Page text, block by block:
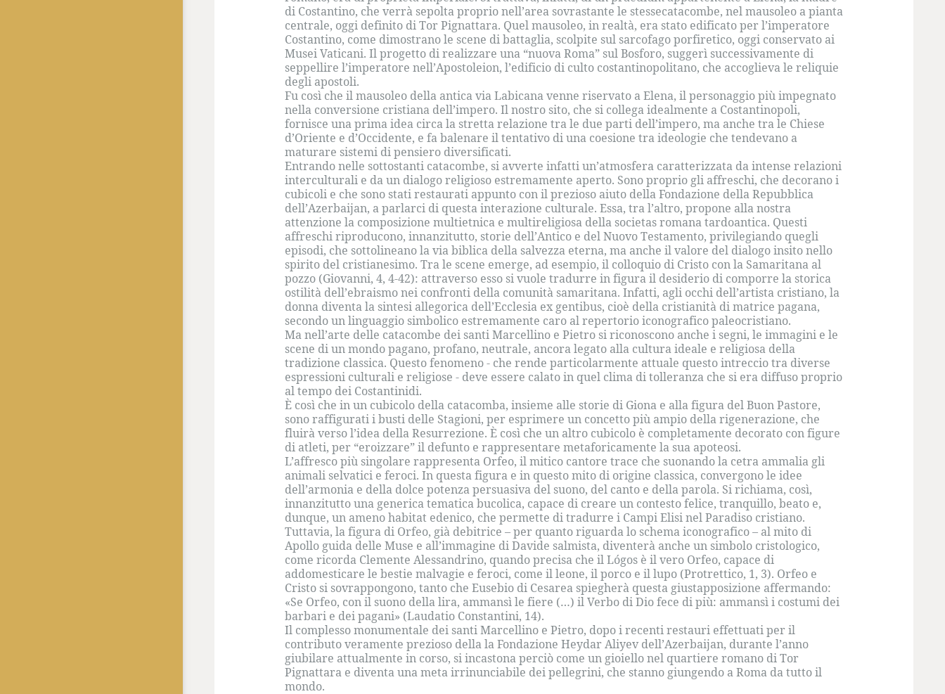
di Costantino, che verrà sepolta proprio nell’area sovrastante le stessecatacombe, nel mausoleo a pianta
centrale, oggi definito di Tor Pignattara. Quel mausoleo, in realtà, era stato edificato per l’imperatore
Costantino, come dimostrano le scene di battaglia, scolpite sul sarcofago porfiretico, oggi conservato ai
Musei Vaticani. Il progetto di realizzare una “nuova Roma” sul Bosforo, suggerì successivamente di
seppellire l’imperatore nell’Apostoleion, l’edificio di culto costantinopolitano, che accoglieva le reliquie
degli apostoli.
Fu così che il mausoleo della antica via Labicana venne riservato a Elena, il personaggio più impegnato
nella conversione cristiana dell’impero. Il nostro sito, che si collega idealmente a Costantinopoli,
fornisce una prima idea circa la stretta relazione tra le due parti dell’impero, ma anche tra le Chiese
d’Oriente e d’Occidente, e fa balenare il tentativo di una coesione tra ideologie che tendevano a
maturare sistemi di pensiero diversificati.
Entrando nelle sottostanti catacombe, si avverte infatti un’atmosfera caratterizzata da intense relazioni
interculturali e da un dialogo religioso estremamente aperto. Sono proprio gli affreschi, che decorano i
cubicoli e che sono stati restaurati appunto con il prezioso aiuto della Fondazione della Repubblica
dell’Azerbaijan, a parlarci di questa interazione culturale. Essa, tra l’altro, propone alla nostra
attenzione la composizione multietnica e multireligiosa della societas romana tardoantica. Questi
affreschi riproducono, innanzitutto, storie dell’Antico e del Nuovo Testamento, privilegiando quegli
episodi, che sottolineano la via biblica della salvezza eterna, ma anche il valore del dialogo insito nello
spirito del cristianesimo. Tra le scene emerge, ad esempio, il colloquio di Cristo con la Samaritana al
pozzo (Giovanni, 4, 4-42): attraverso esso si vuole tradurre in figura il desiderio di comporre la storica
ostilità dell’ebraismo nei confronti della comunità samaritana. Infatti, agli occhi dell’artista cristiano, la
donna diventa la sintesi allegorica dell’Ecclesia ex gentibus, cioè della cristianità di matrice pagana,
secondo un linguaggio simbolico estremamente caro al repertorio iconografico paleocristiano.
Ma nell’arte delle catacombe dei santi Marcellino e Pietro si riconoscono anche i segni, le immagini e le
scene di un mondo pagano, profano, neutrale, ancora legato alla cultura ideale e religiosa della
tradizione classica. Questo fenomeno - che rende particolarmente attuale questo intreccio tra diverse
espressioni culturali e religiose - deve essere calato in quel clima di tolleranza che si era diffuso proprio
al tempo dei Costantinidi.
È così che in un cubicolo della catacomba, insieme alle storie di Giona e alla figura del Buon Pastore,
sono raffigurati i busti delle Stagioni, per esprimere un concetto più ampio della rigenerazione, che
fluirà verso l’idea della Resurrezione. È così che un altro cubicolo è completamente decorato con figure
di atleti, per “eroizzare” il defunto e rappresentare metaforicamente la sua apoteosi.
L’affresco più singolare rappresenta Orfeo, il mitico cantore trace che suonando la cetra ammalia gli
animali selvatici e feroci. In questa figura e in questo mito di origine classica, convergono le idee
dell’armonia e della dolce potenza persuasiva del suono, del canto e della parola. Si richiama, così,
innanzitutto una generica tematica bucolica, capace di creare un contesto felice, tranquillo, beato e,
dunque, un ameno habitat edenico, che permette di tradurre i Campi Elisi nel Paradiso cristiano.
Tuttavia, la figura di Orfeo, già debitrice – per quanto riguarda lo schema iconografico – al mito di
Apollo guida delle Muse e all’immagine di Davide salmista, diventerà anche un simbolo cristologico,
come ricorda Clemente Alessandrino, quando precisa che il Lógos è il vero Orfeo, capace di
addomesticare le bestie malvagie e feroci, come il leone, il porco e il lupo (Protrettico, 1, 3). Orfeo e
Cristo si sovrappongono, tanto che Eusebio di Cesarea spiegherà questa giustapposizione affermando:
«Se Orfeo, con il suono della lira, ammansì le fiere (…) il Verbo di Dio fece di più: ammansì i costumi dei
barbari e dei pagani» (Laudatio Constantini, 14).
Il complesso monumentale dei santi Marcellino e Pietro, dopo i recenti restauri effettuati per il
contributo veramente prezioso della la Fondazione Heydar Aliyev dell’Azerbaijan, durante l’anno
giubilare attualmente in corso, si incastona perciò come un gioiello nel quartiere romano di Tor
Pignattara e diventa una meta irrinunciabile dei pellegrini, che stanno giungendo a Roma da tutto il
mondo.